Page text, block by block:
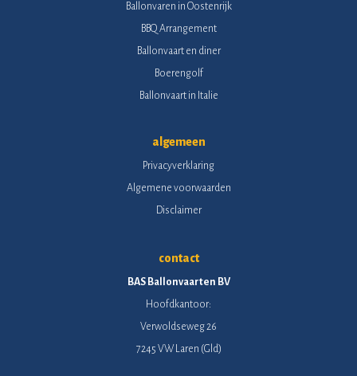
Ballonvaren in Oostenrijk
BBQ Arrangement
Ballonvaart en diner
Boerengolf
Ballonvaart in Italie
algemeen
Privacyverklaring
Algemene voorwaarden
Disclaimer
contact
BAS Ballonvaarten BV
Hoofdkantoor:
Verwoldseweg 26
7245 VW Laren (Gld)